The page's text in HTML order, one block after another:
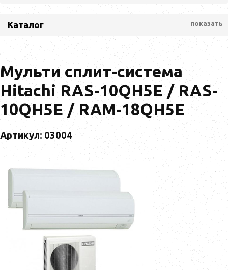
Каталог показать
Мульти сплит-система
Hitachi RAS-10QH5E / RAS-
10QH5E / RAM-18QH5E
Артикул: 03004